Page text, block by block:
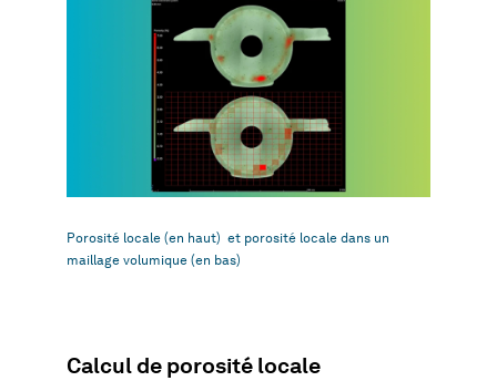
Porosité locale (en haut) et porosité locale dans un
maillage volumique (en bas)
Calcul de porosité locale